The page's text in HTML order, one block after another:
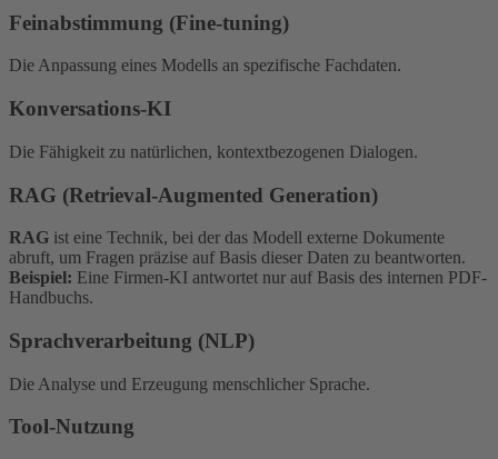
Feinabstimmung (Fine-tuning)
Die Anpassung eines Modells an spezifische Fachdaten.
Konversations-KI
Die Fähigkeit zu natürlichen, kontextbezogenen Dialogen.
RAG (Retrieval-Augmented Generation)
RAG ist eine Technik, bei der das Modell externe Dokumente
abruft, um Fragen präzise auf Basis dieser Daten zu beantworten.
Beispiel: Eine Firmen-KI antwortet nur auf Basis des internen PDF-
Handbuchs.
Sprachverarbeitung (NLP)
Die Analyse und Erzeugung menschlicher Sprache.
Tool-Nutzung